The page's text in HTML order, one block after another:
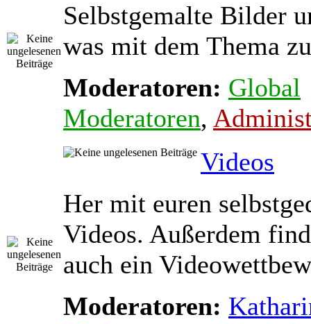
Selbstgemalte Bilder
was mit dem Thema
Moderatoren: Global
Moderatoren,
Videos
Her mit euren
Videos. Außerdem
auch ein
Moderatoren: